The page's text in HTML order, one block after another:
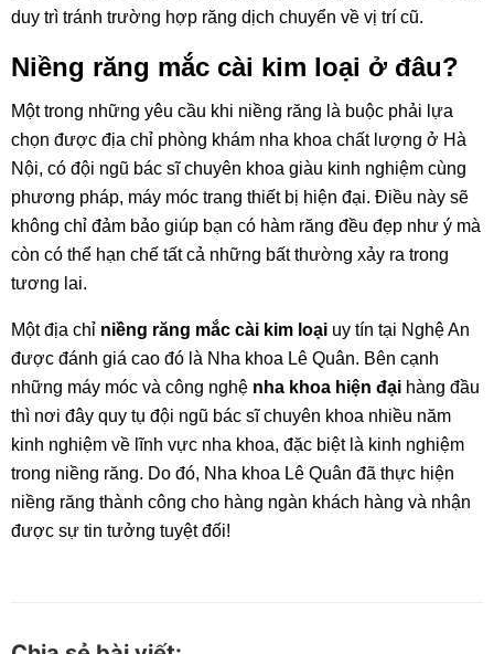
duy trì tránh trường hợp răng dịch chuyển về vị trí cũ.
Niềng răng mắc cài kim loại ở đâu?
Một trong những yêu cầu khi niềng răng là buộc phải lựa
chọn được địa chỉ phòng khám nha khoa chất lượng ở Hà
Nội, có đội ngũ bác sĩ chuyên khoa giàu kinh nghiệm cùng
phương pháp, máy móc trang thiết bị hiện đại. Điều này sẽ
không chỉ đảm bảo giúp bạn có hàm răng đều đẹp như ý mà
còn có thể hạn chế tất cả những bất thường xảy ra trong
tương lai.
Một địa chỉ niềng răng mắc cài kim loại uy tín tại Nghệ An
được đánh giá cao đó là Nha khoa Lê Quân. Bên cạnh
những máy móc và công nghệ nha khoa hiện đại hàng đầu
thì nơi đây quy tụ đội ngũ bác sĩ chuyên khoa nhiều năm
kinh nghiệm về lĩnh vực nha khoa, đặc biệt là kinh nghiệm
trong niềng răng. Do đó, Nha khoa Lê Quân đã thực hiện
niềng răng thành công cho hàng ngàn khách hàng và nhận
được sự tin tưởng tuyệt đối!